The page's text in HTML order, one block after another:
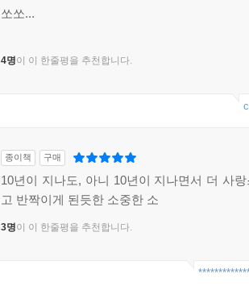
쏘쏘...
4명이 이 한줄평을 추천합니다.
종이책 구매
10년이 지나도, 아니 10년이 지나면서 더 사
고 반짝이게 된듯한 소중한 소
3명이 이 한줄평을 추천합니다.